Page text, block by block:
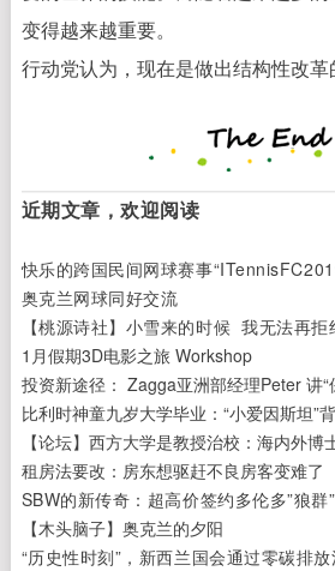
变得越来越重要。
行动党认为，现在是做出结构性改革
近期文章，欢迎阅读
快乐的跨国民间网球赛事
奥克兰网球同好交流
【桃源诗社】小雪来的时候 我无法再拒
1月假期3D电影之旅 Workshop
投资新途径： Zagga亚洲部经理Peter 讲“
比利时神童九岁大学毕业： “小爱因斯坦”
【论坛】西方大学是教授治校： 海内外博
租房法要改：房东想驱赶不良房客变难了
SBW的新传奇：超高价签约多伦多”狼
【木头脑子】奥克兰的夕阳
“历史性时刻”，新西兰国会通过零碳排放